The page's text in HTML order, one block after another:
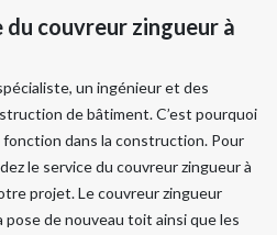
du couvreur zingueur à
un ingénieur et des
de bâtiment. C’est pourquoi
dans la construction. Pour
le service du couvreur zingueur à
projet. Le couvreur zingueur
pose de nouveau toit ainsi que les